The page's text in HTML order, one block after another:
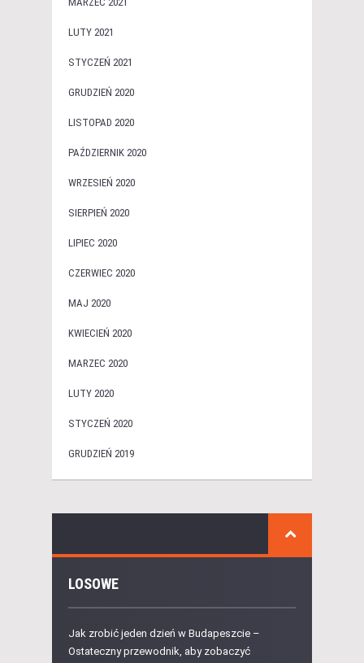
LUTY 2021
STYCZEŃ 2021
GRUDZIEŃ 2020
LISTOPAD 2020
PAŹDZIERNIK 2020
WRZESIEŃ 2020
SIERPIEŃ 2020
LIPIEC 2020
CZERWIEC 2020
MAJ 2020
KWIECIEŃ 2020
MARZEC 2020
LUTY 2020
STYCZEŃ 2020
GRUDZIEŃ 2019
LOSOWE
Jak zrobić jeden dzień w Budapeszcie –
Ostateczny przewodnik, aby zobaczyć